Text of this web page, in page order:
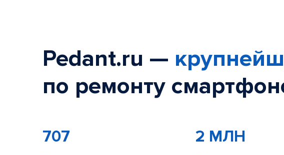
Pedant.ru —
по ремонту
707 2 МЛН